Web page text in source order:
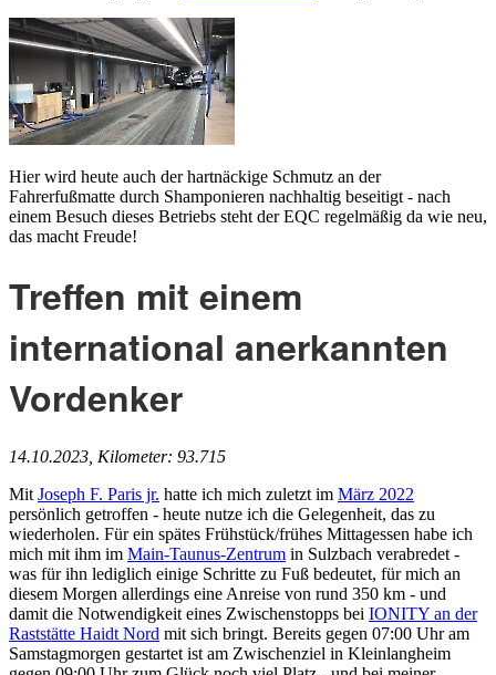
Hier wird heute auch der hartnäckige Schmutz an der
Fahrerfußmatte durch Shamponieren nachhaltig beseitigt - nach
einem Besuch dieses Betriebs steht der EQC regelmäßig da wie neu,
das macht Freude!
Treffen mit einem
international anerkannten
Vordenker
14.10.2023, Kilometer: 93.715
Mit Joseph F. Paris jr. hatte ich mich zuletzt im März 2022
persönlich getroffen - heute nutze ich die Gelegenheit, das zu
wiederholen. Für ein spätes Frühstück/frühes Mittagessen habe ich
mich mit ihm im Main-Taunus-Zentrum in Sulzbach verabredet -
was für ihn lediglich einige Schritte zu Fuß bedeutet, für mich an
diesem Morgen allerdings eine Anreise von rund 350 km - und
damit die Notwendigkeit eines Zwischenstopps bei IONITY an der
Raststätte Haidt Nord mit sich bringt. Bereits gegen 07:00 Uhr am
Samstagmorgen gestartet ist am Zwischenziel in Kleinlangheim